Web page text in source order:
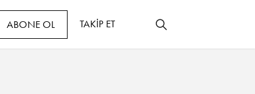
ABONE OL TAKİP ET